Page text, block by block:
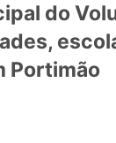
do
Portimão